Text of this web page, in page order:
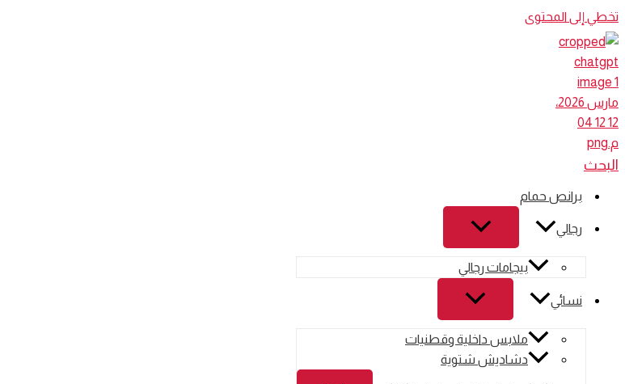
تخطي إلى المحتوى
البحث
برانص حمام
رجالي
بيجامات رجالي
نسائي
ملابس داخلية وقطنيات
دشاديش شتوية